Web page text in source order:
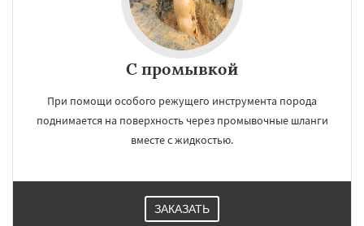
С промывкой
При помощи особого режущего инструмента порода
поднимается на поверхность через промывочные шланги
вместе с жидкостью.
ЗАКАЗАТЬ